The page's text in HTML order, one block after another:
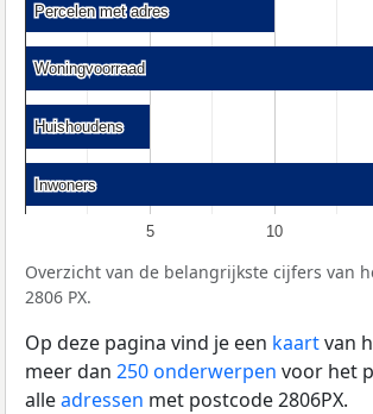
5 10
Percelen met adres
Percelen met adres
Woningvoorraad
Woningvoorraad
Huishoudens
Huishoudens
Inwoners
Inwoners
Overzicht van de belangrijkste cijfers van
2806 PX.
Op deze pagina vind je een kaartvan
meer dan 250 onderwerpen voor het
alleadressen met postcode 2806PX.